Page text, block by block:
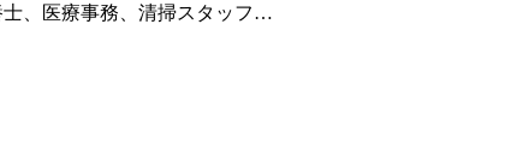
士、医療事務、清掃スタッフ…